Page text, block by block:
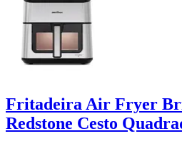
Fritadeira Air Fryer
Redstone Cesto